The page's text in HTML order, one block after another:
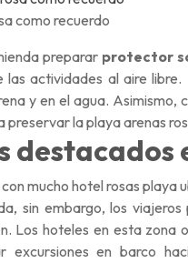
como recuerdo
preparar protector
actividades al aire
y en el agua.
la playa arenas
destacados
mucho hotel rosas
sin embargo, los viajeros
Los hoteles en esta
excursiones en barco